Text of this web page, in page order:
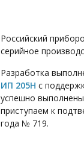
Российский
серийное
Разработка
ИП 205Н с
успешно
приступаем к
года № 719.